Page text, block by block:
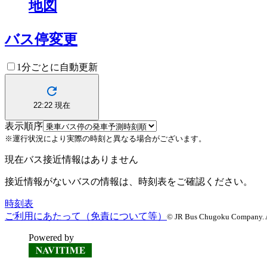
地図
バス停変更
1分ごとに自動更新
22:22 現在
表示順序
※運行状況により実際の時刻と異なる場合がございます。
現在バス接近情報はありません
接近情報がないバスの情報は、時刻表をご確認ください。
時刻表
ご利用にあたって（免責について等） © JR Bus Chugoku Company.
Powered by